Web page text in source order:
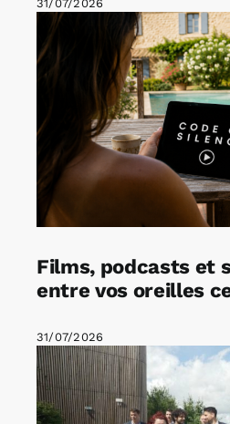
31/07/2026
Films, podcasts et
entre vos oreilles
31/07/2026